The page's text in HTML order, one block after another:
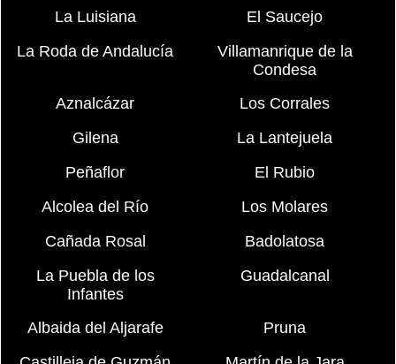
La Luisiana
El Saucejo
La Roda de Andalucía
Villamanrique de la
Condesa
Aznalcázar
Los Corrales
Gilena
La Lantejuela
Peñaflor
El Rubio
Alcolea del Río
Los Molares
Cañada Rosal
Badolatosa
La Puebla de los
Infantes
Guadalcanal
Albaida del Aljarafe
Pruna